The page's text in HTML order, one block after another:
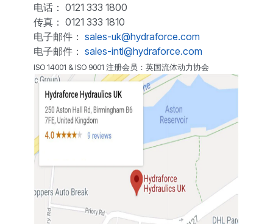
电话： 0121 333 1800
传真： 0121 333 1810
电子邮件： sales-uk@hydraforce.com
电子邮件： sales-intl@hydraforce.com
ISO 14001 & ISO 9001 注册会员：英国流体动力协会